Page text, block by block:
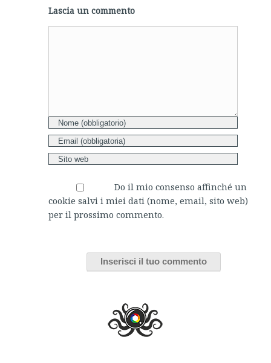
Lascia un commento
Do il mio consenso affinché un
cookie salvi i miei dati (nome, email, sito web)
per il prossimo commento.